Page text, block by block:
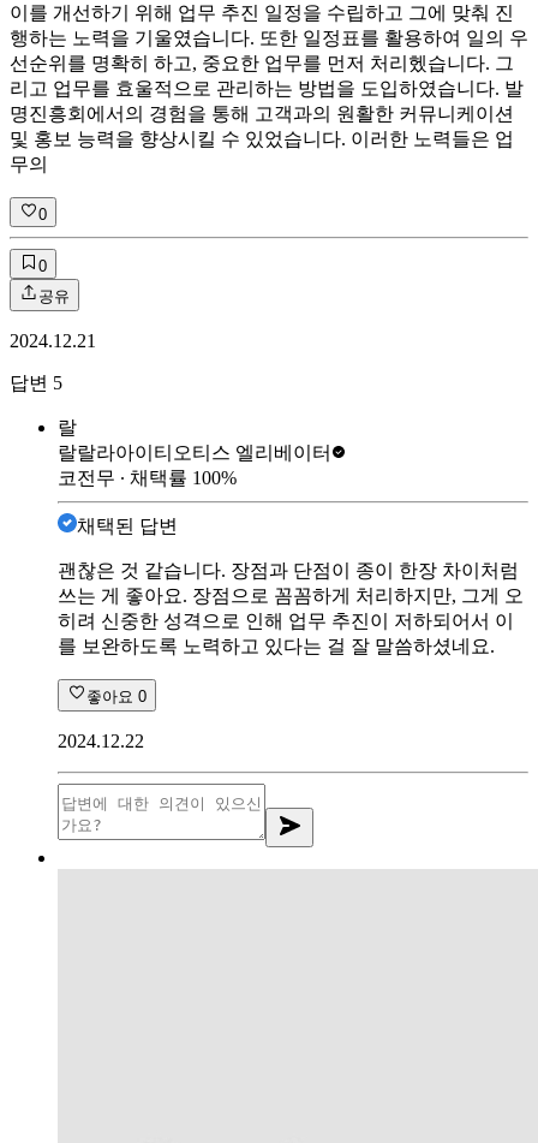
이를 개선하기 위해 업무 추진 일정을 수립하고 그에 맞춰 진
행하는 노력을 기울였습니다. 또한 일정표를 활용하여 일의 우
선순위를 명확히 하고, 중요한 업무를 먼저 처리헸습니다. 그
리고 업무를 효울적으로 관리하는 방법을 도입하였습니다. 발
명진흥회에서의 경험을 통해 고객과의 원활한 커뮤니케이션
및 홍보 능력을 향상시킬 수 있었습니다. 이러한 노력들은 업
무의
0
0
공유
2024.12.21
답변 5
랄
랄랄라아이티 오티스 엘리베이터
코전무 ∙ 채택률 100%
채택된 답변
괜찮은 것 같습니다. 장점과 단점이 종이 한장 차이처럼
쓰는 게 좋아요. 장점으로 꼼꼼하게 처리하지만, 그게 오
히려 신중한 성격으로 인해 업무 추진이 저하되어서 이
를 보완하도록 노력하고 있다는 걸 잘 말씀하셨네요.
좋아요 0
2024.12.22